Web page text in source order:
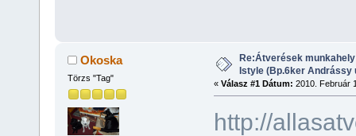
Okoska
Törzs "Tag"
Re:Átverések
Istyle (Bp.6ker Andrássy
« Válasz #1 Dátum: 2010. Február
http://